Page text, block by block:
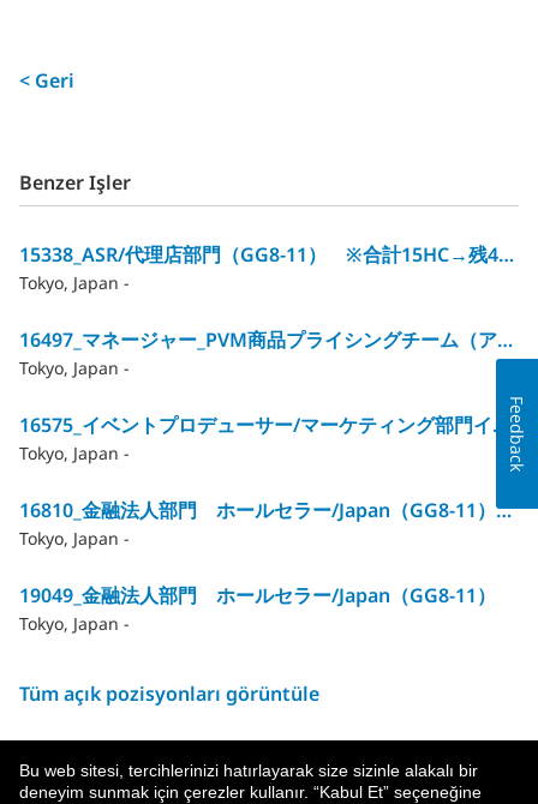
Bu web sitesi, tercihlerinizi hatırlayarak size sizinle alakalı bir
deneyim sunmak için çerezler kullanır. “Kabul Et” seçeneğine
< Geri
Benzer Işler
15338_ASR/代理店部門（GG8‐11） ※合計15HC→残4HC
Tokyo, Japan -
16497_マネージャー_PVM商品プライシングチーム（アクチュアリー）/GG12
Tokyo, Japan -
16575_イベントプロデューサー/マーケティング部門イベントマネジメントチーム（GG10～12）
Tokyo, Japan -
16810_金融法人部門 ホールセラー/Japan（GG8‐11）※合計12HC→残3HC
Tokyo, Japan -
19049_金融法人部門 ホールセラー/Japan（GG8‐11）
Tokyo, Japan -
Tüm açık pozisyonları görüntüle
Feedback